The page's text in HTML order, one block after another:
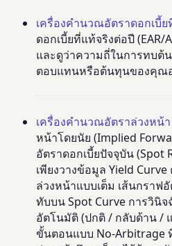
เครื่องคำนวณอัตราดอกเบี้ย
ดอกเบี้ยที่แท้จริงต่อปี (EAR/
และดูว่าความถี่ในการทบต้
ตอบแทนหรือต้นทุนของคุณ
เครื่องคำนวณอัตราล่วงหน้า
หน้าโดยนัย (Implied
อัตราดอกเบี้ยปัจจุบัน (Spot
เพียงวางข้อมูล Yield
ล่วงหน้าแบบเต็ม เส้นกราฟ
ทับบน Spot Curve การวินิ
อัตโนมัติ (ปกติ / กลับด้าน /
ขั้นตอนแบบ No-Arbitrage